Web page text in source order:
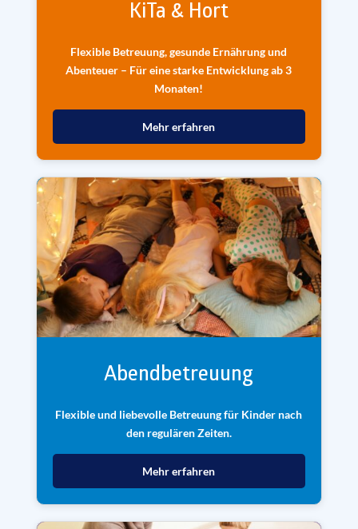
KiTa & Hort
Flexible Betreuung, gesunde Ernährung und
Abenteuer – Für eine starke Entwicklung ab 3
Monaten!
Mehr erfahren
Abendbetreuung
Flexible und liebevolle Betreuung für Kinder nach
den regulären Zeiten.
Mehr erfahren